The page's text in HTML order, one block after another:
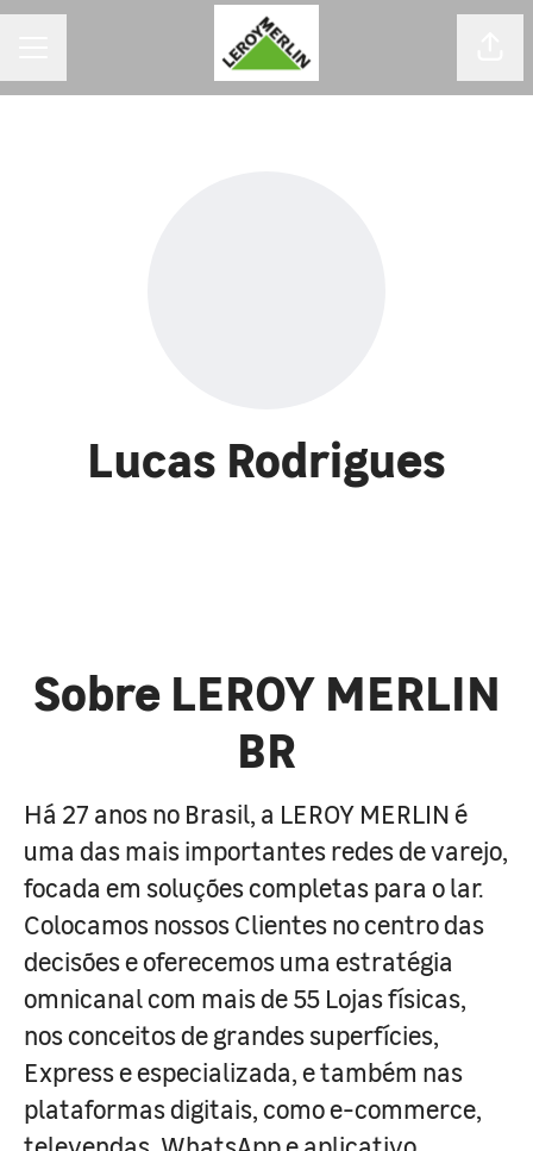
Lucas Rodrigues
Sobre LEROY MERLIN
BR
Há 27 anos no Brasil, a LEROY MERLIN é
uma das mais importantes redes de varejo,
focada em soluções completas para o lar.
Colocamos nossos Clientes no centro das
decisões e oferecemos uma estratégia
omnicanal com mais de 55 Lojas físicas,
nos conceitos de grandes superfícies,
Express e especializada, e também nas
plataformas digitais, como e-commerce,